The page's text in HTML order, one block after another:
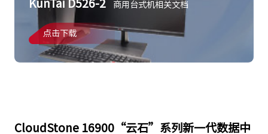
KunTai D526-2 商用台式机相关文档
点击下载
CloudStone 16900“云石”系列新一代数据中